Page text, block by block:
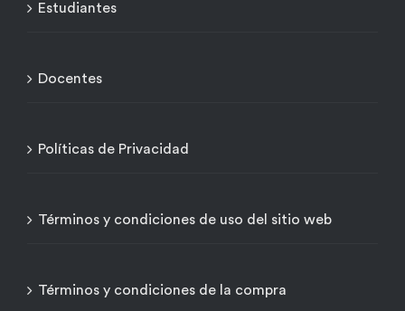
Estudiantes
Docentes
Políticas de Privacidad
Términos y condiciones de uso del sitio web
Términos y condiciones de la compra